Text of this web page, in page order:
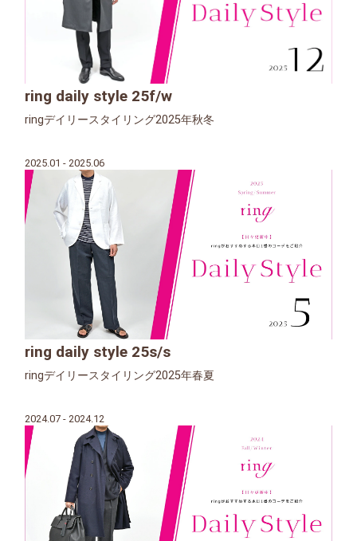
ring daily style 25f/w
ringデイリースタイリング2025年秋冬
2025.01 - 2025.06
ring daily style 25s/s
ringデイリースタイリング2025年春夏
2024.07 - 2024.12